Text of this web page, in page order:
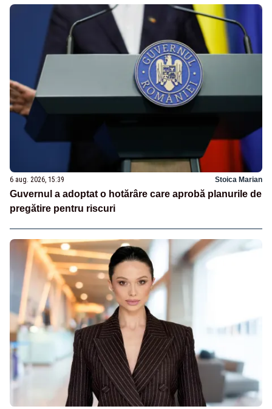
6 aug. 2026, 15:39 Stoica Marian
Guvernul a adoptat o hotărâre care aprobă planurile de
pregătire pentru riscuri